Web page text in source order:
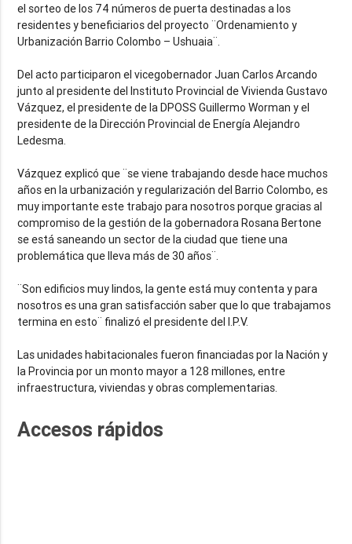
el sorteo de los 74 números de puerta destinadas a los
residentes y beneficiarios del proyecto ¨Ordenamiento y
Urbanización Barrio Colombo – Ushuaia¨.
Del acto participaron el vicegobernador Juan Carlos Arcando
junto al presidente del Instituto Provincial de Vivienda Gustavo
Vázquez, el presidente de la DPOSS Guillermo Worman y el
presidente de la Dirección Provincial de Energía Alejandro
Ledesma.
Vázquez explicó que ¨se viene trabajando desde hace muchos
años en la urbanización y regularización del Barrio Colombo, es
muy importante este trabajo para nosotros porque gracias al
compromiso de la gestión de la gobernadora Rosana Bertone
se está saneando un sector de la ciudad que tiene una
problemática que lleva más de 30 años¨.
¨Son edificios muy lindos, la gente está muy contenta y para
nosotros es una gran satisfacción saber que lo que trabajamos
termina en esto¨ finalizó el presidente del I.P.V.
Las unidades habitacionales fueron financiadas por la Nación y
la Provincia por un monto mayor a 128 millones, entre
infraestructura, viviendas y obras complementarias.
Accesos rápidos